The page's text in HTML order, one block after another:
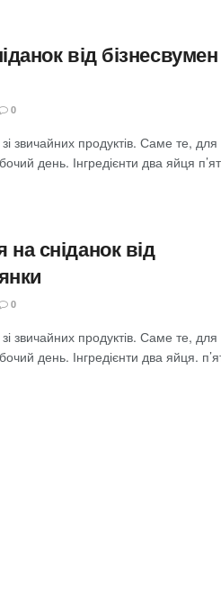
від бізнесвумен
0
звичайних продуктів. Саме те, для
день. Інгредієнти два яйця
сніданок від
0
звичайних продуктів. Саме те, для
день. Інгредієнти два яйця.